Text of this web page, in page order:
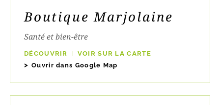
Boutique Marjolaine
Santé et bien-être
DÉCOUVRIR
VOIR SUR LA CARTE
Ouvrir dans Google Map